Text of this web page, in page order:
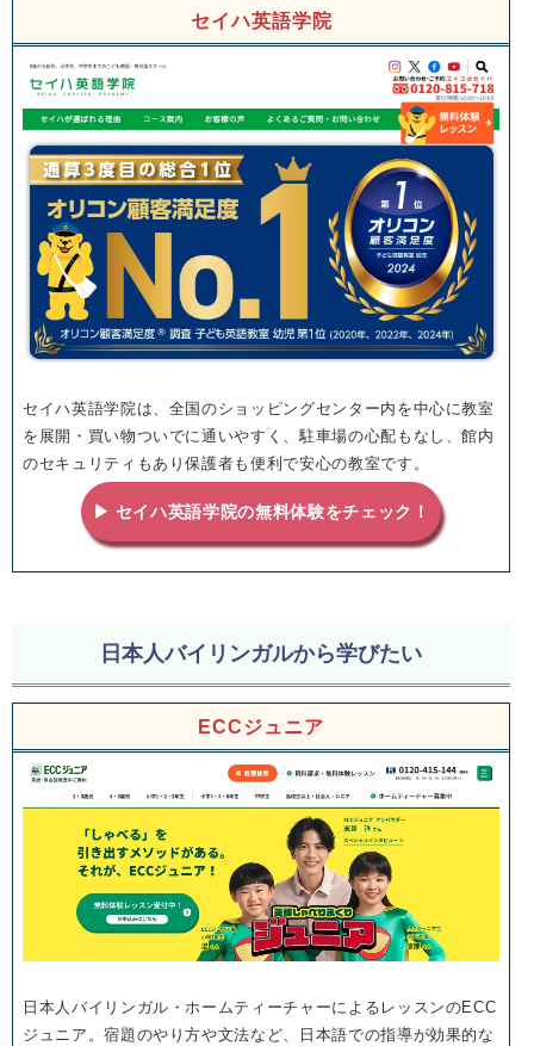
セイハ英語学院
セイハ英語学院は、全国のショッピングセンター内を中心に教室
を展開・買い物ついでに通いやすく、駐車場の心配もなし、館内
のセキュリティもあり保護者も便利で安心の教室です。
▶ セイハ英語学院の無料体験をチェック！
日本人バイリンガルから学びたい
ECCジュニア
日本人バイリンガル・ホームティーチャーによるレッスンのECC
ジュニア。宿題のやり方や文法など、日本語での指導が効果的な